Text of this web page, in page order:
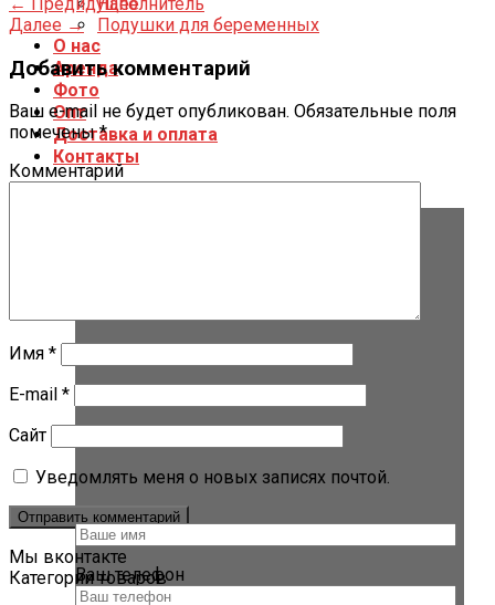
Подушки для беременных
О нас
Аренда
Фото
Опт
Доставка и оплата
Контакты
Ваше имя *
Ваш телефон
Далее →
Добавить комментарий
Ваш e-mail не будет опубликован. Обязательные поля
помечены*
Комментарий
Имя *
E-mail *
Сайт
Уведомлять меня о новых записях почтой.
Мы вконтакте
Категории товаров